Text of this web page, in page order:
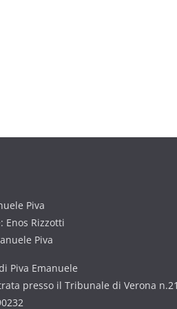
Piva
Enos Rizzotti
Piva
Piva Emanuele
presso il Tribunale di Verona